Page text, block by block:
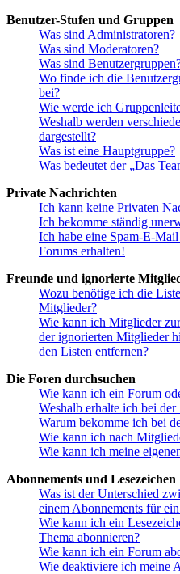
Benutzer-Stufen und Gruppen
Was sind Administratoren?
Was sind Moderatoren?
Was sind
Wo finde ich die
bei?
Wie werde ich
Weshalb werden
dargestellt?
Was ist eine Hauptgruppe?
Was bedeutet der „Das
Private Nachrichten
Ich kann keine Privaten
Ich bekomme ständig
Ich habe eine Spam-E-
Forums erhalten!
Freunde und ignorierte
Wozu benötige ich die
Mitglieder?
Wie kann ich Mitglieder
der ignorierten Mitglieder
den Listen entfernen?
Die Foren durchsuchen
Wie kann ich ein Forum
Weshalb erhalte ich bei
Warum bekomme ich bei
Wie kann ich nach
Wie kann ich meine
Abonnements und Lesezeichen
Was ist der Unterschied
einem Abonnements für
Wie kann ich ein
Thema abonnieren?
Wie kann ich ein Forum
Wie deaktiviere ich meine